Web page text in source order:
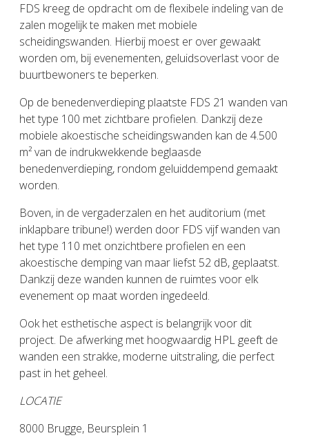
FDS kreeg de opdracht om de flexibele indeling van de
zalen mogelijk te maken met mobiele
scheidingswanden. Hierbij moest er over gewaakt
worden om, bij evenementen, geluidsoverlast voor de
buurtbewoners te beperken.
Op de benedenverdieping plaatste FDS 21 wanden van
het type 100 met zichtbare profielen. Dankzij deze
mobiele akoestische scheidingswanden kan de 4.500
m² van de indrukwekkende beglaasde
benedenverdieping, rondom geluiddempend gemaakt
worden.
Boven, in de vergaderzalen en het auditorium (met
inklapbare tribune!) werden door FDS vijf wanden van
het type 110 met onzichtbere profielen en een
akoestische demping van maar liefst 52 dB, geplaatst.
Dankzij deze wanden kunnen de ruimtes voor elk
evenement op maat worden ingedeeld.
Ook het esthetische aspect is belangrijk voor dit
project. De afwerking met hoogwaardig HPL geeft de
wanden een strakke, moderne uitstraling, die perfect
past in het geheel.
LOCATIE
8000 Brugge, Beursplein 1